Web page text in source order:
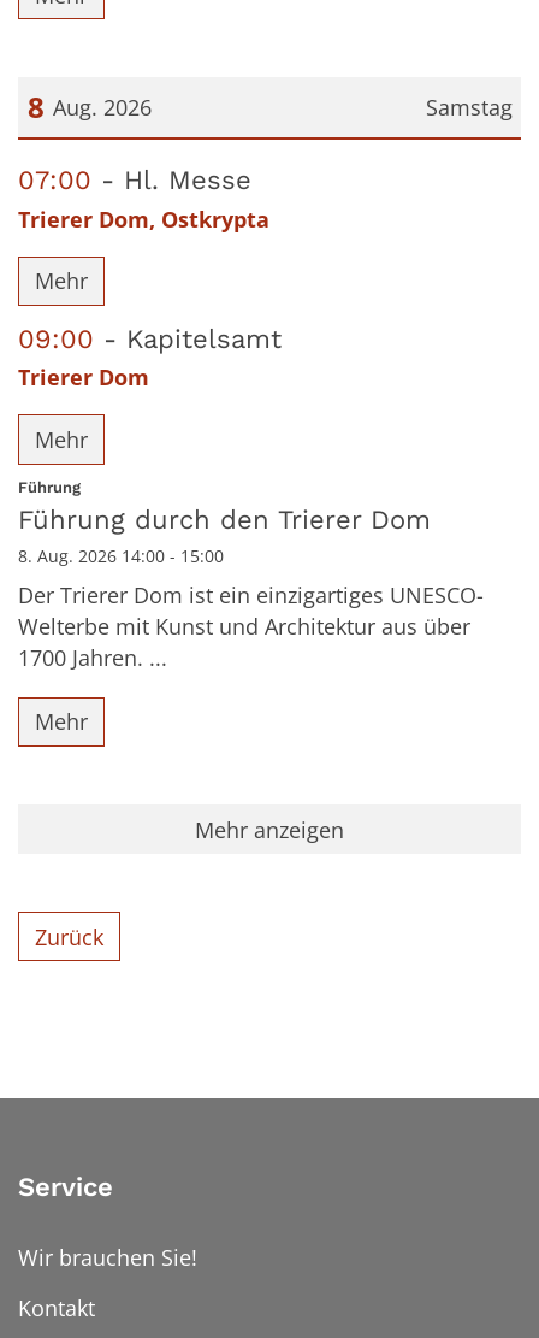
Samstag
8 Aug. 2026
07:00 Hl. Messe
Trierer Dom, Ostkrypta
Mehr
09:00 Kapitelsamt
Trierer Dom
Mehr
Führung:
Führung durch den Trierer Dom
8. Aug. 2026 14:00 - 15:00
Der Trierer Dom ist ein einzigartiges UNESCO-
Welterbe mit Kunst und Architektur aus über
1700 Jahren. ...
Mehr
Mehr anzeigen
Zurück
Service
Wir brauchen Sie!
Kontakt